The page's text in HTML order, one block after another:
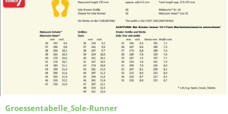
Groessentabelle_Sole-Runner